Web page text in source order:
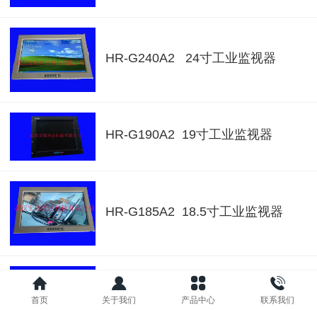
HR-G240A2 24寸工业监视器
HR-G190A2 19寸工业监视器
HR-G185A2 18.5寸工业监视器
HR-G173A2 17.3寸工业监视器
首页 关于我们 产品中心 联系我们